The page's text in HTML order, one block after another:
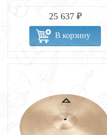
25 637 ₽
В корзину